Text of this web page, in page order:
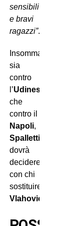
sensibili
e bravi
ragazzi”.
Insomma:
sia
contro
l’Udinese
che
contro il
Napoli,
Spalletti
dovrà
decidere
con chi
sostituire
Vlahovic